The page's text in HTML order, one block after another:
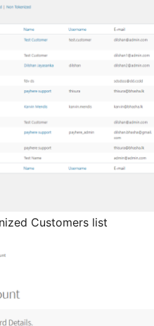
Customers list